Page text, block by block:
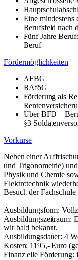
Eine mindestens
Berufsfeld nach
Fünf Jahre
Beruf
Fördermöglichkeiten
AFBG
BAföG
Förderung als
Über BFD –
§3
Vorkurse
Neben einer
und Trigonometrie)
Physik und Chemie
Elektrotechnik
Besuch der
Ausbildungsform:
Ausbildungszeitraum:
wir bald bekannt.
Ausbildungsdauer: 4
Kosten: 1195,- Euro
Finanzielle Förderung: